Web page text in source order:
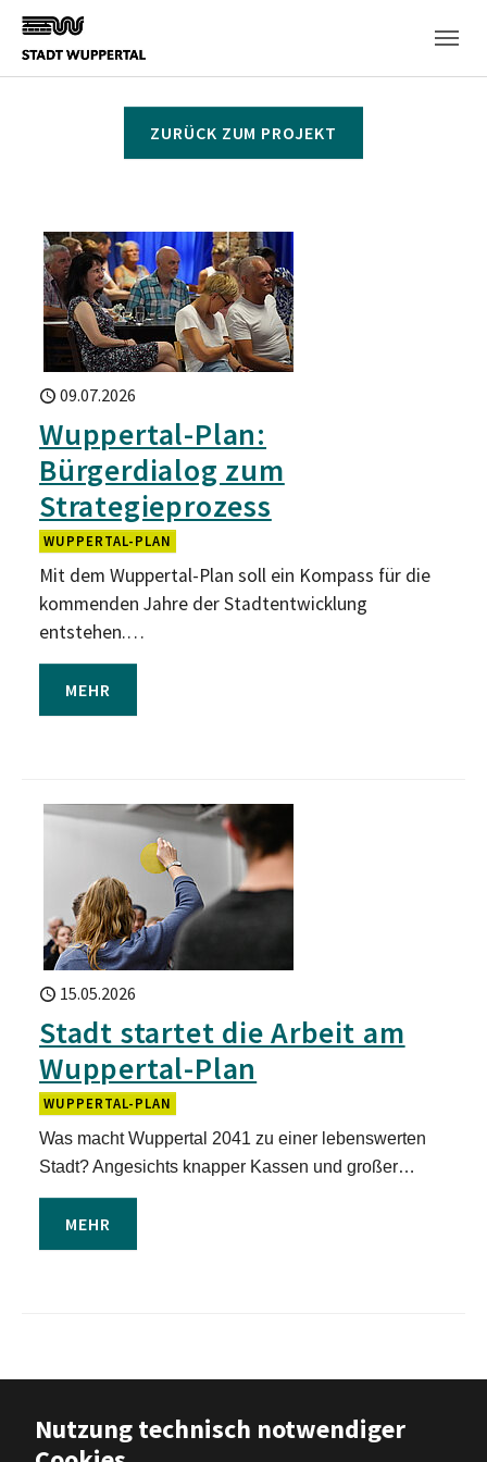
Nutzung technisch notwendiger
Skip to main content
ZURÜCK ZUM PROJEKT
09.07.2026
Wuppertal-Plan:
Bürgerdialog zum
Strategieprozess
WUPPERTAL-PLAN
Mit dem Wuppertal-Plan soll ein Kompass für die
kommenden Jahre der Stadtentwicklung
entstehen.…
MEHR
15.05.2026
Stadt startet die Arbeit am
Wuppertal-Plan
WUPPERTAL-PLAN
Was macht Wuppertal 2041 zu einer lebenswerten
Stadt? Angesichts knapper Kassen und großer…
MEHR
Datenschutz
|
Nutzungsbedingungen